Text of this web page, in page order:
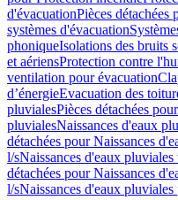
d'évacuationPièces
systèmes d'évacuation
phoniqueIsolations des bruits
et aériensProtection contre
ventilation pour évacuation
d’énergieEvacuation des
pluvialesPièces détachées
pluvialesNaissances d'eaux
détachées pour Naissances
l/sNaissances d'eaux
détachées pour Naissances
l/sNaissances d'eaux